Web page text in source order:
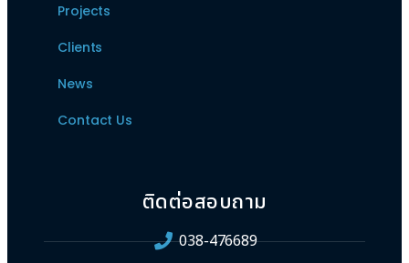
Projects
Clients
News
Contact Us
ติดต่อสอบถาม
038-476689